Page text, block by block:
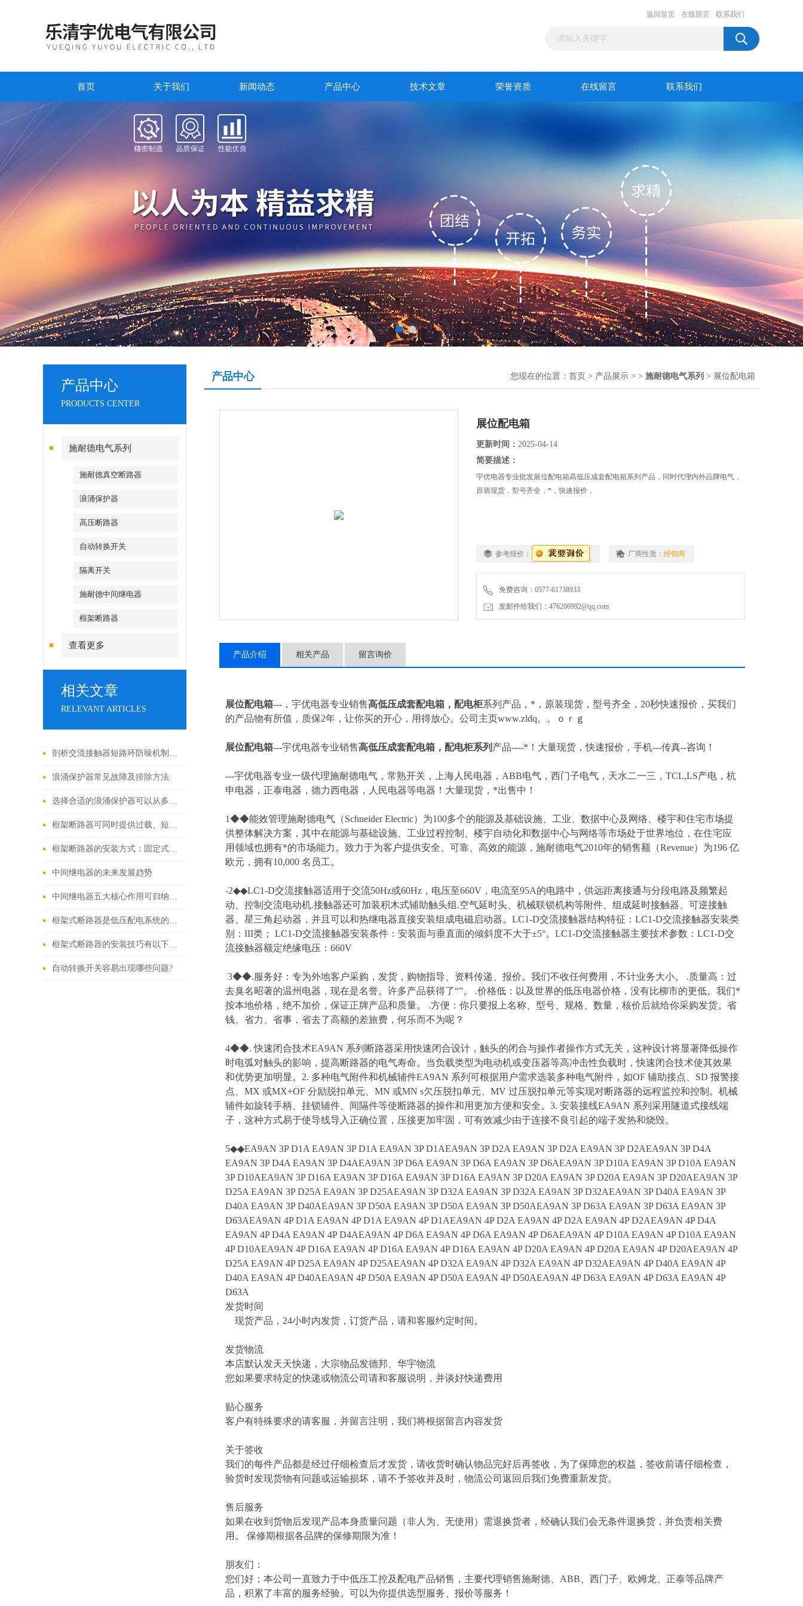
返回首页 在线留言 联系我们
首页 关于我们 新闻动态 产品中心 技术文章 荣誉资质 在线留言 联系我们
产品中心
PRODUCTS CENTER
施耐德电气系列
施耐德真空断路器
浪涌保护器
高压断路器
自动转换开关
隔离开关
施耐德中间继电器
框架断路器
查看更多
相关文章
RELEVANT ARTICLES
剖析交流接触器短路环防噪机制与电气安全操作红线
浪涌保护器常见故障及排除方法
选择合适的浪涌保护器可以从多个角度探讨
框架断路器可同时提供过载、短路、漏电保护功能
框架断路器的安装方式：固定式，插入式，抽出式
中间继电器的未来发展趋势
中间继电器五大核心作用可归纳如下
框架式断路器是低压配电系统的核心保护设备
框架式断路器的安装技巧有以下这些
自动转换开关容易出现哪些问题?
产品中心 您现在的位置： 首页 > 产品展示 > > 施耐德电气系列 > 展位配电箱
展位配电箱
更新时间： 2025-04-14
简要描述：
宇优电器专业批发展位配电箱高低压成套配电箱系列产品，同时代理内外品牌电气，
原装现货，型号齐全，*，快速报价，
参考报价： 厂商性质： 经销商
免费咨询：0577-61738933
发邮件给我们：476206992@qq.com
产品介绍 相关产品 留言询价
展位配电箱---，宇优电器专业销售高低压成套配电箱，配电柜系列产品，*，原装现货，型号齐全，20秒快速报价，买我们
的产品物有所值，质保2年，让你买的开心，用得放心。公司主页www.zldq。。ｏｒｇ
展位配电箱---宇优电器专业销售高低压成套配电箱，配电柜系列 产品----*！大量现货，快速报价，手机---传真--咨询！
---宇优电器专业一级代理施耐德电气，常熟开关，上海人民电器，ABB电气，西门子电气，天水二一三，TCL,LS产电，杭
申电器，正泰电器，德力西电器，人民电器等电器！大量现货，*出售中！
1◆◆能效管理施耐德电气（Schneider Electric）为100多个的能源及基础设施、工业、数据中心及网络、楼宇和住宅市场提
供整体解决方案，其中在能源与基础设施、工业过程控制、楼宇自动化和数据中心与网络等市场处于世界地位，在住宅应
用领域也拥有*的市场能力。致力于为客户提供安全、可靠、高效的能源，施耐德电气2010年的销售额（Revenue）为196 亿
欧元，拥有10,000 名员工。
-2◆◆LC1-D交流接触器适用于交流50Hz或60Hz，电压至660V，电流至95A的电路中，供远距离接通与分段电路及频繁起
动、控制交流电动机.接触器还可加装积木式辅助触头组.空气延时头、机械联锁机构等附件、组成延时接触器、可逆接触
器、星三角起动器，并且可以和热继电器直接安装组成电磁启动器。LC1-D交流接触器结构特征：LC1-D交流接触器安装类
别：III类； LC1-D交流接触器安装条件：安装面与垂直面的倾斜度不大于±5°。LC1-D交流接触器主要技术参数：LC1-D交
流接触器额定绝缘电压：660V
3◆◆.服务好：专为外地客户采购，发货，购物指导、资料传递、报价。我们不收任何费用，不计业务大小。 .质量高：过
去臭名昭著的温州电器，现在是名誉。许多产品获得了“”。 .价格低：以及世界的低压电器价格，没有比柳市的更低。我们*
按本地价格，绝不加价，保证正牌产品和质量。 .方便：你只要报上名称、型号、规格、数量，核价后就给你采购发货。省
钱、省力、省事，省去了高额的差旅费，何乐而不为呢？
4◆◆. 快速闭合技术EA9AN 系列断路器采用快速闭合设计，触头的闭合与操作者操作方式无关，这种设计将显著降低操作
时电弧对触头的影响，提高断路器的电气寿命。当负载类型为电动机或变压器等高冲击性负载时，快速闭合技术使其效果
和优势更加明显。2. 多种电气附件和机械辅件EA9AN 系列可根据用户需求选装多种电气附件，如OF 辅助接点、SD 报警接
点、MX 或MX+OF 分励脱扣单元、MN 或MN s欠压脱扣单元、MV 过压脱扣单元等实现对断路器的远程监控和控制。机械
辅件如旋转手柄、挂锁辅件、间隔件等使断路器的操作和用更加方便和安全。3. 安装接线EA9AN 系列采用隧道式接线端
子，这种方式易于使导线导入正确位置，压接更加牢固，可有效减少由于连接不良引起的端子发热和烧毁。
5◆◆EA9AN 3P D1A EA9AN 3P D1A EA9AN 3P D1AEA9AN 3P D2A EA9AN 3P D2A EA9AN 3P D2AEA9AN 3P D4A
EA9AN 3P D4A EA9AN 3P D4AEA9AN 3P D6A EA9AN 3P D6A EA9AN 3P D6AEA9AN 3P D10A EA9AN 3P D10A EA9AN
3P D10AEA9AN 3P D16A EA9AN 3P D16A EA9AN 3P D16A EA9AN 3P D20A EA9AN 3P D20A EA9AN 3P D20AEA9AN 3P
D25A EA9AN 3P D25A EA9AN 3P D25AEA9AN 3P D32A EA9AN 3P D32A EA9AN 3P D32AEA9AN 3P D40A EA9AN 3P
D40A EA9AN 3P D40AEA9AN 3P D50A EA9AN 3P D50A EA9AN 3P D50AEA9AN 3P D63A EA9AN 3P D63A EA9AN 3P
D63AEA9AN 4P D1A EA9AN 4P D1A EA9AN 4P D1AEA9AN 4P D2A EA9AN 4P D2A EA9AN 4P D2AEA9AN 4P D4A
EA9AN 4P D4A EA9AN 4P D4AEA9AN 4P D6A EA9AN 4P D6A EA9AN 4P D6AEA9AN 4P D10A EA9AN 4P D10A EA9AN
4P D10AEA9AN 4P D16A EA9AN 4P D16A EA9AN 4P D16A EA9AN 4P D20A EA9AN 4P D20A EA9AN 4P D20AEA9AN 4P
D25A EA9AN 4P D25A EA9AN 4P D25AEA9AN 4P D32A EA9AN 4P D32A EA9AN 4P D32AEA9AN 4P D40A EA9AN 4P
D40A EA9AN 4P D40AEA9AN 4P D50A EA9AN 4P D50A EA9AN 4P D50AEA9AN 4P D63A EA9AN 4P D63A EA9AN 4P
D63A
发货时间
现货产品，24小时内发货，订货产品，请和客服约定时间。
发货物流
本店默认发天天快递，大宗物品发德邦、华宇物流
您如果要求特定的快递或物流公司请和客服说明，并谈好快递费用
贴心服务
客户有特殊要求的请客服，并留言注明，我们将根据留言内容发货
关于签收
我们的每件产品都是经过仔细检查后才发货，请收货时确认物品完好后再签收，为了保障您的权益，签收前请仔细检查，
验货时发现货物有问题或运输损坏，请不予签收并及时，物流公司返回后我们免费重新发货。
售后服务
如果在收到货物后发现产品本身质量问题（非人为、无使用）需退换货者，经确认我们会无条件退换货，并负责相关费
用。 保修期根据各品牌的保修期限为准！
朋友们：
您们好；本公司一直致力于中低压工控及配电产品销售，主要代理销售施耐德、ABB、西门子、欧姆龙、正泰等品牌产
品，积累了丰富的服务经验。可以为你提供选型服务、报价等服务！